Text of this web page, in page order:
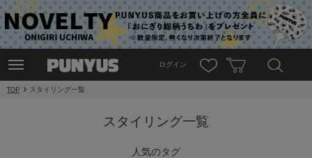
ログイン
TOP スタイリング一覧
スタイリング一覧
人気のタグ